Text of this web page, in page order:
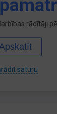
rādītāji
saturu